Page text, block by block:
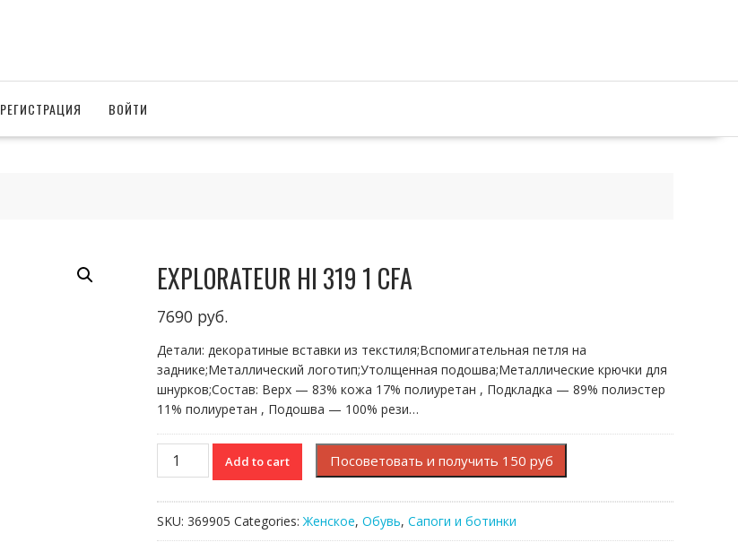
РЕГИСТРАЦИЯ ВОЙТИ
EXPLORATEUR HI 319 1 CFA
7690 руб.
Детали: декоратиные вставки из текстиля;Вспомигательная петля на
заднике;Металлический логотип;Утолщенная подошва;Металлические крючки для
шнурков;Состав: Верх — 83% кожа 17% полиуретан , Подкладка — 89% полиэстер
11% полиуретан , Подошва — 100% рези…
EXPLORATEUR
CFA
Add to cart Посоветовать и получить 150 руб
SKU: 369905 Categories:Женское, Обувь, Сапоги и ботинки